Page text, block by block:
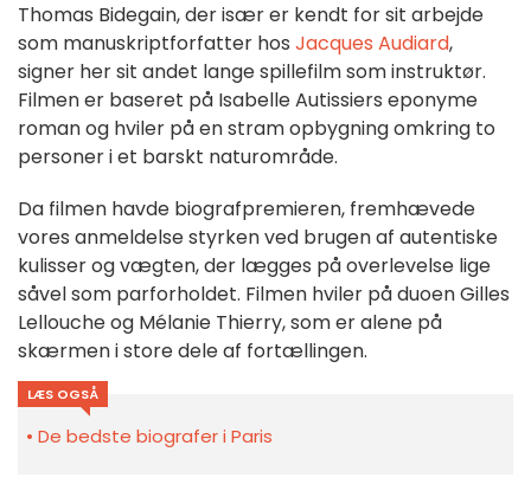
Thomas Bidegain, der især er kendt for sit arbejde
som manuskriptforfatter hos Jacques Audiard,
signer her sit andet lange spillefilm som instruktør.
Filmen er baseret på Isabelle Autissiers eponyme
roman og hviler på en stram opbygning omkring to
personer i et barskt naturområde.
Da filmen havde biografpremieren, fremhævede
vores anmeldelse styrken ved brugen af autentiske
kulisser og vægten, der lægges på overlevelse lige
såvel som parforholdet. Filmen hviler på duoen Gilles
Lellouche og Mélanie Thierry, som er alene på
skærmen i store dele af fortællingen.
LÆS OGSÅ
De bedste biografer i Paris